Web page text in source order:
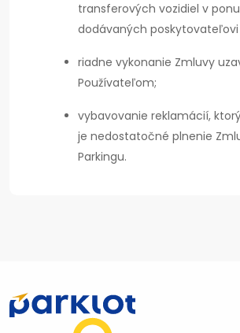
transferových vozidiel v
dodávaných poskytovateľovi
riadne vykonanie Zmluvy
Používateľom;
vybavovanie reklamácií,
je nedostatočné plnenie
Parkingu.